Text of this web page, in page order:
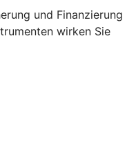
und Finanzierung
wirken Sie